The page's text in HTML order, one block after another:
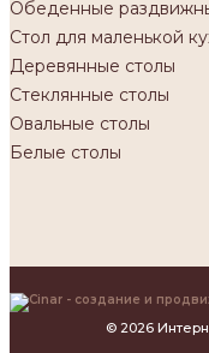
Обеденные
Стол для маленькой
Деревянные столы
Стеклянные столы
Овальные столы
Белые столы
© 2026